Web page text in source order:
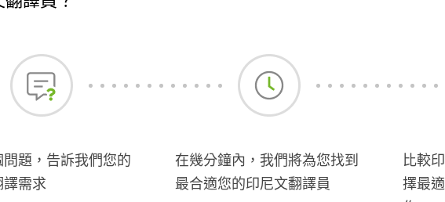
題，告訴我們您的
譯需求
在幾分鐘內，我們將為您找到
最合適您的印尼文翻譯員
比較
擇最